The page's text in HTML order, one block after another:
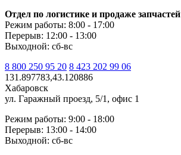
Отдел по логистике и продаже запчастей
Режим работы: 8:00 - 17:00
Перерыв: 12:00 - 13:00
Выходной: сб-вс
8 800 250 95 20 8 423 202 99 06
131.897783,43.120886
Хабаровск
ул. Гаражный проезд, 5/1, офис 1
Режим работы: 9:00 - 18:00
Перерыв: 13:00 - 14:00
Выходной: сб-вс